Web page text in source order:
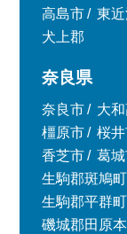
高島市
東
犬上郡
奈良県
奈良市 大
橿原市
桜
香芝市
葛
生駒郡斑鳩町
生駒郡平群町
磯城郡田原